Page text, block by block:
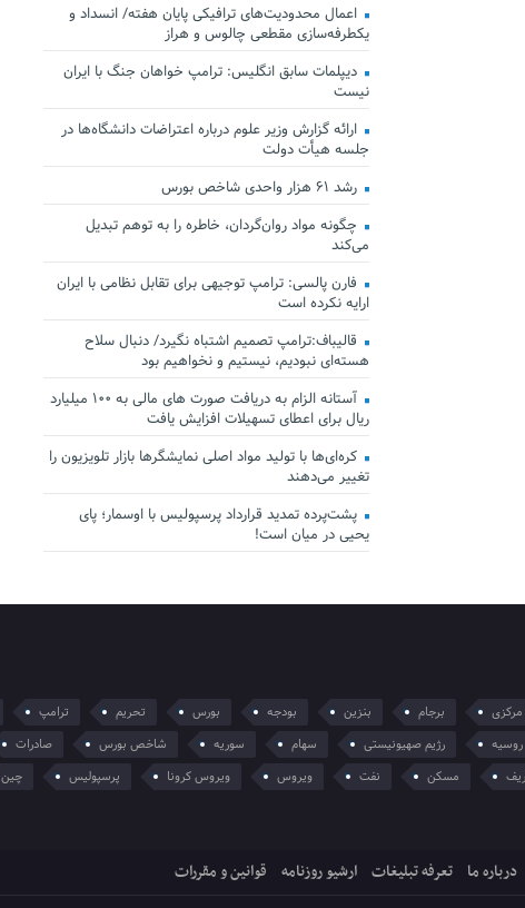
اعمال محدودیت‌های ترافیکی پایان هفته/ انسداد و
یکطرفه‌سازی مقطعی چالوس و هراز
دیپلمات سابق انگلیس:‌ ترامپ خواهان جنگ با ایران
نیست
ارائه گزارش وزیر علوم درباره اعتراضات دانشگاه‌ها در
جلسه هیأت دولت
رشد ۶۱ هزار واحدی شاخص بورس
چگونه مواد روان‌گردان، خاطره را به توهم تبدیل
می‌کند
فارن پالسی: ترامپ توجیهی برای تقابل نظامی با ایران
ارایه نکرده است
قالیباف:ترامپ تصمیم اشتباه نگیرد/ دنبال سلاح
هسته‌ای نبودیم، نیستیم و نخواهیم بود
آستانه الزام به دریافت صورت های مالی به ۱۰۰ میلیارد
ریال برای اعطای تسهیلات افزایش یافت
کره‌ای‌ها با تولید مواد اصلی نمایشگرها بازار تلویزیون را
تغییر می‌دهند
پشت‌پرده تمدید قرارداد پرسپولیس با اوسمار؛ پای
یحیی در میان است!
برجام بنزین بودجه بورس تحریم ترامپ
روسیه رژیم صهیونیستی سهام سوریه شاخص بورس صادرات
مسکن نفت ویروس ویروس کرونا پرسپولیس چین
درباره ما تعرفه تبلیغات ارشیو روزنامه قوانین و مقررات